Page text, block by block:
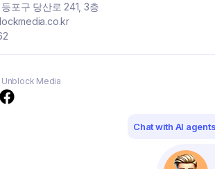
포구 당산로 241, 3층
Media
Chat with AI